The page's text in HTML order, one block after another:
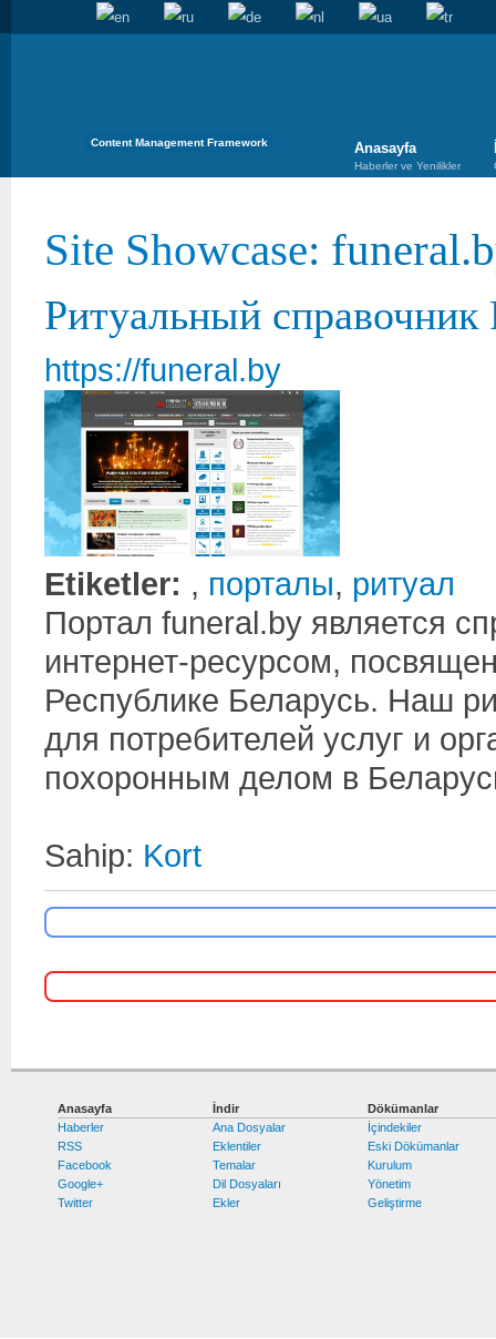
Content Management Framework Anasayfa
Haberler ve Yenilikler
Site Showcase:
Ритуальный справочник
https://funeral.by
Etiketler: , порталы, ритуал
Портал funeral.by является
интернет-ресурсом,
Республике Беларусь. Наш
для потребителей услуг и
похоронным делом в
Sahip: Kort
Anasayfa
Haberler
RSS
Facebook
Google+
Twitter
İndir
Ana Dosyalar
Eklentiler
Temalar
Dil Dosyaları
Ekler
Dökümanlar
İçindekiler
Eski Dökümanlar
Kurulum
Yönetim
Geliştirme